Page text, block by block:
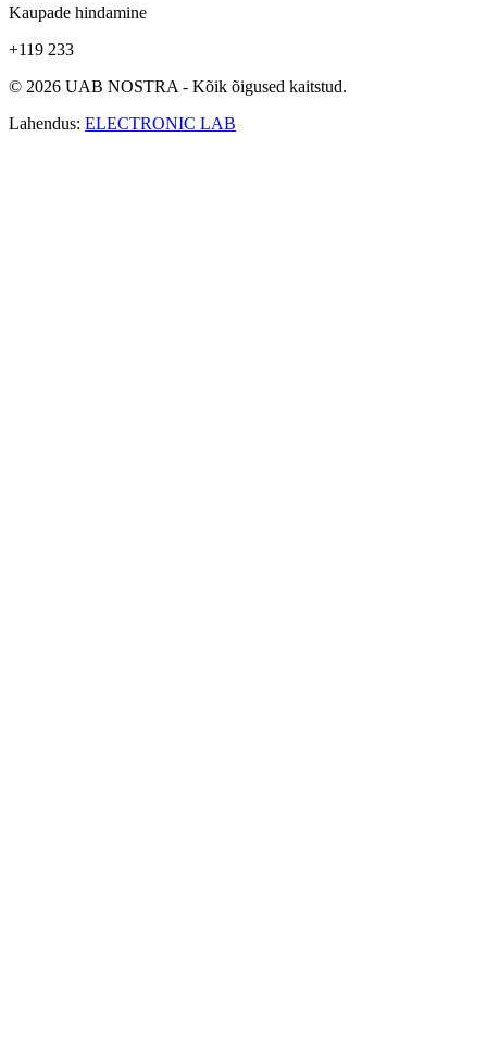
Kaupade hindamine
+119 233
© 2026 UAB NOSTRA - Kõik õigused kaitstud.
Lahendus: ELECTRONIC LAB